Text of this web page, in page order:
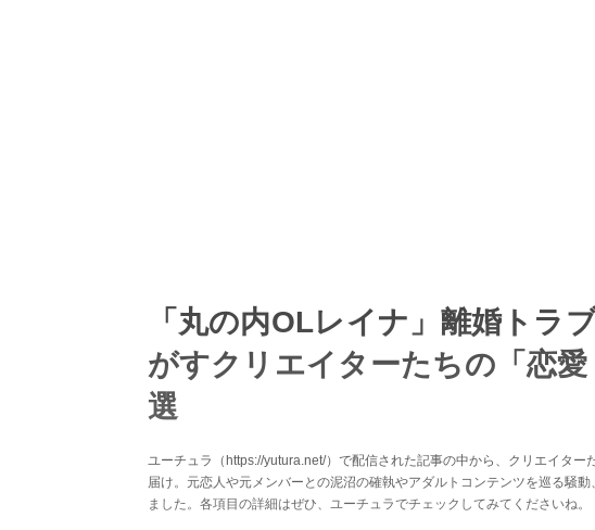
「丸の内OLレイナ」離婚トラ
がすクリエイターたちの「恋
選
ユーチュラ（https://yutura.net/）で配信された記事の中から、クリエイタ
届け。元恋人や元メンバーとの泥沼の確執やアダルトコンテンツを巡る騒
ました。各項目の詳細はぜひ、ユーチュラでチェックしてみてくださいね。